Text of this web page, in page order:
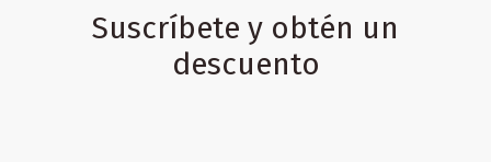
Suscríbete y obtén un
descuento